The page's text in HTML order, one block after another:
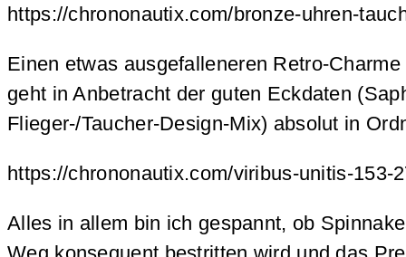
https://chrononautix.com/bronze-uhren-
Einen etwas ausgefalleneren Retro-
geht in Anbetracht der guten Eckdaten
Flieger-/Taucher-Design-Mix) absolut in
https://chrononautix.com/viribus-unitis-153-
Alles in allem bin ich gespannt, ob